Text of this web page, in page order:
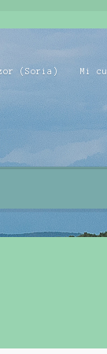
(Soria) Mi